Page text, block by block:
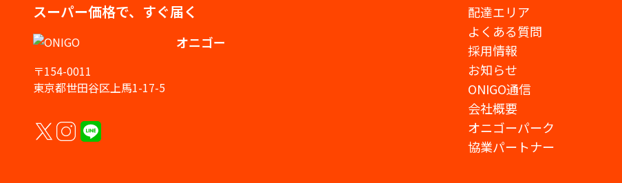
スーパー価格で、すぐ届く
オニゴー
〒154-0011
東京都世田谷区上馬1-17-5
配達エリア
よくある質問
採用情報
お知らせ
ONIGO通信
会社概要
オニゴーパーク
協業パートナー